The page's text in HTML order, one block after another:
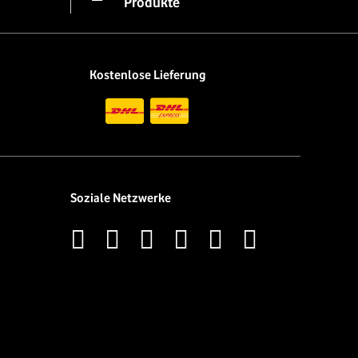
Kostenlose Lieferung
Soziale Netzwerke